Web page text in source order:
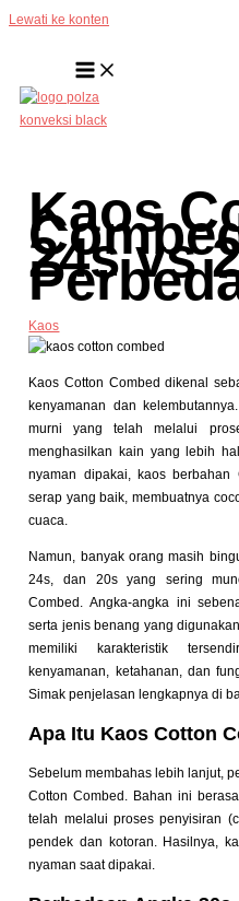
Lewati ke konten
Kaos
24s vs
Kaos
Kaos Cotton Combed dikenal
kenyamanan dan
murni yang telah melalui
menghasilkan kain yang lebih
nyaman dipakai, kaos
serap yang baik, membuatnya
cuaca.
Namun, banyak orang masih
24s, dan 20s yang sering
Combed. Angka-angka ini
serta jenis benang yang
memiliki karakteristik
kenyamanan, ketahanan, dan
Simak penjelasan lengkapnya di
Apa Itu Kaos Cotton
Sebelum membahas lebih lanjut,
Cotton Combed. Bahan ini
telah melalui proses penyisiran
pendek dan kotoran. Hasilnya,
nyaman saat dipakai.